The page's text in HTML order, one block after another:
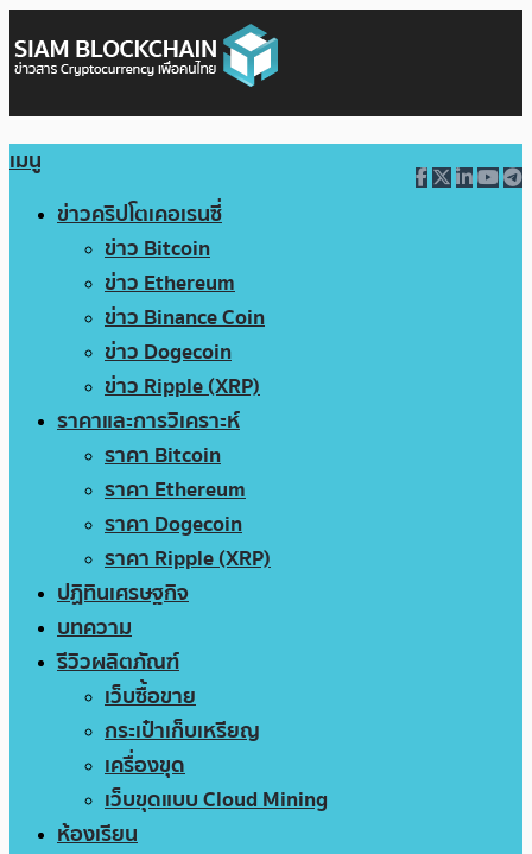
เมนู
ข่าวคริปโตเคอเรนซี่
ข่าว Bitcoin
ข่าว Ethereum
ข่าว Binance Coin
ข่าว Dogecoin
ข่าว Ripple (XRP)
ราคาและการวิเคราะห์
ราคา Bitcoin
ราคา Ethereum
ราคา Dogecoin
ราคา Ripple (XRP)
ปฏิทินเศรษฐกิจ
บทความ
รีวิวผลิตภัณฑ์
เว็บซื้อขาย
กระเป๋าเก็บเหรียญ
เครื่องขุด
เว็บขุดแบบ Cloud Mining
ห้องเรียน